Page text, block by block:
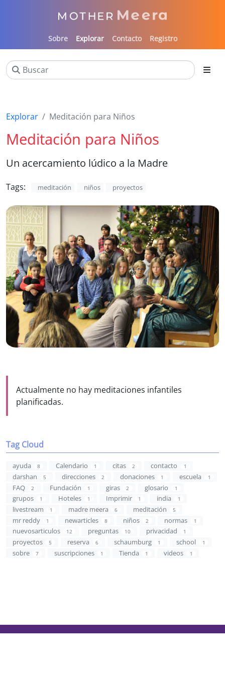
Sobre Explorar Contacto Registro
Explorar Meditación para Niños
Meditación para Niños
Un acercamiento lúdico a la Madre
Tags: meditación niños proyectos
Actualmente no hay meditaciones infantiles
planificadas.
Tag Cloud
ayuda 8 Calendario 1 citas 2 contacto 1
darshan 5 direcciones 2 donaciones 1 escuela 1
FAQ 2 Fundación 1 giras 2 glosario 1
grupos 1 Hoteles 1 Imprimir 1 india 1
livestream 1 madre meera 6 meditación 5
mr reddy 1 newarticles 8 niños 2 normas 1
nuevosarticulos 12 preguntas 10 privacidad 1
proyectos 5 reserva 6 schaumburg 1 school 1
sobre 7 suscripciones 1 Tienda 1 videos 1